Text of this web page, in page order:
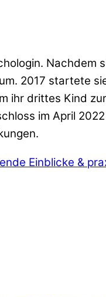
2017 startete
ihr drittes Kind
im April
Einblicke &